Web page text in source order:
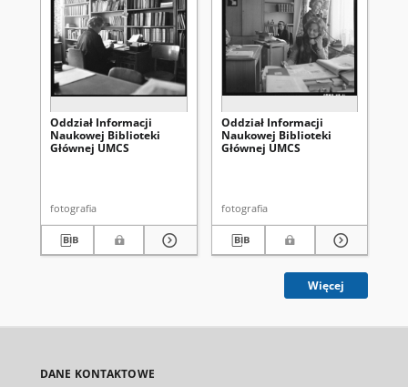
Oddział Informacji
Naukowej Biblioteki
Głównej UMCS
fotografia
Oddział Informacji
Naukowej Biblioteki
Głównej UMCS
fotografia
Więcej
DANE KONTAKTOWE